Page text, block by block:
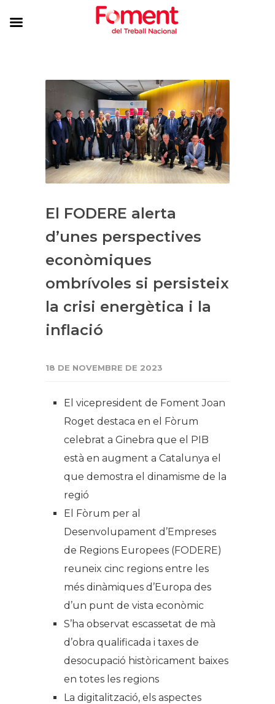
El FODERE alerta
d’unes perspectives
econòmiques
ombrívoles si persisteix
la crisi energètica i la
inflació
18 DE NOVEMBRE DE 2023
El vicepresident de Foment Joan
Roget destaca en el Fòrum
celebrat a Ginebra que el PIB
està en augment a Catalunya el
que demostra el dinamisme de la
regió
El Fòrum per al
Desenvolupament d’Empreses
de Regions Europees (FODERE)
reuneix cinc regions entre les
més dinàmiques d’Europa des
d’un punt de vista econòmic
S’ha observat escassetat de mà
d’obra qualificada i taxes de
desocupació històricament baixes
en totes les regions
La digitalització, els aspectes